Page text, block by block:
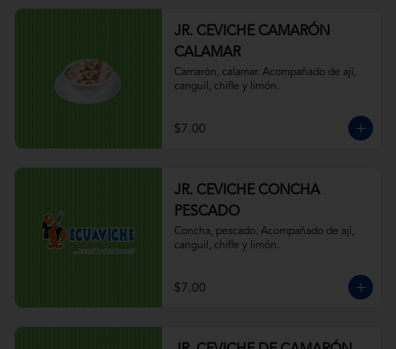
JR. CEVICHE CAMARÓN
CALAMAR
Camarón, calamar. Acompañado de ají,
canguil, chifle y limón.
$7.00
JR. CEVICHE CONCHA
PESCADO
Concha, pescado. Acompañado de ají,
canguil, chifle y limón.
$7.00